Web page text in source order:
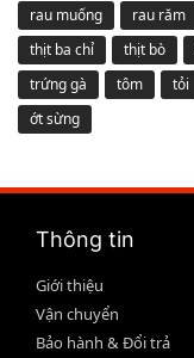
rau muống
rau răm
thịt ba chỉ
thịt bò
trứng gà
tôm tỏi
ớt sừng
Thông tin
Giới thiệu
Vận chuyển
Bảo hành & Đổi trả